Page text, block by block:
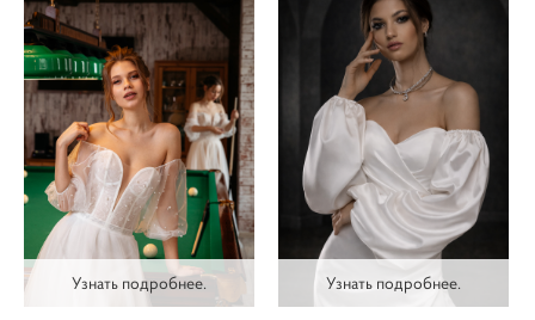
Узнать подробнее. Узнать подробнее.